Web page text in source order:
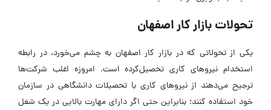
تحولات بازار کار اصفهان
یکی از تحولاتی که در بازار کار اصفهان به چشم می‌خورد، در رابطه
استخدام نیروهای کاری تحصیل‌کرده است. امروزه اغلب شرکت‌ها
ترجیح می‌دهند از نیروهای کاری با تحصیلات دانشگاهی در سازمان
خود استفاده کنند؛ بنابراین حتی اگر دارای مهارت بالایی در یک شغل